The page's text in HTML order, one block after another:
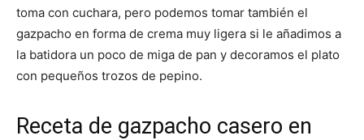
toma con cuchara, pero podemos tomar también el
gazpacho en forma de crema muy ligera si le añadimos a
la batidora un poco de miga de pan y decoramos el plato
con pequeños trozos de pepino.
Receta de gazpacho casero en